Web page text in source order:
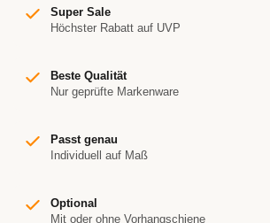
Super Sale
Höchster Rabatt auf UVP
Beste Qualität
Nur geprüfte Markenware
Passt genau
Individuell auf Maß
Optional
Mit oder ohne Vorhangschiene